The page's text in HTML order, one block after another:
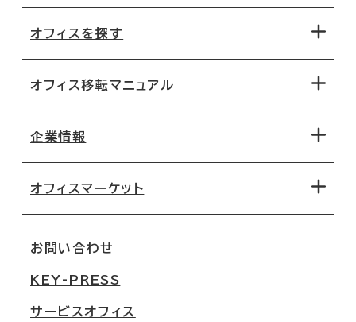
オフィスを探す
地図から探す
路線・駅から探す
オフィス移転マニュアル
移転コストシミュレーション
移転スケジュール
オフィス移転Q&A
企業情報
オフィスマーケット
大阪
名古屋
お問い合わせ
KEY-PRESS
サービスオフィス